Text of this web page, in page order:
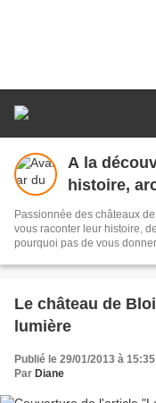
A la
histoire,
Passionnée des châteaux
vous raconter leur histoire,
pourquoi pas de vous
temps :)
Le château de
lumière
Publié le 29/01/2013 à 15:35
Par Diane